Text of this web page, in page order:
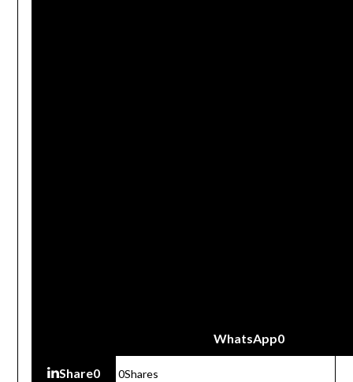
WhatsApp0
Share0 0Shares